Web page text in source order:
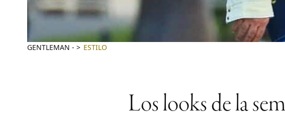
GENTLEMAN - ESTILO
Los looks de la